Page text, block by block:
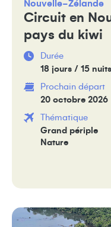
Nouvelle-Zélande
Circuit en
pays du kiwi
Durée
18 jours / 15 nuits
Prochain départ
20 octobre 2026
Thématique
Grand périple
Nature